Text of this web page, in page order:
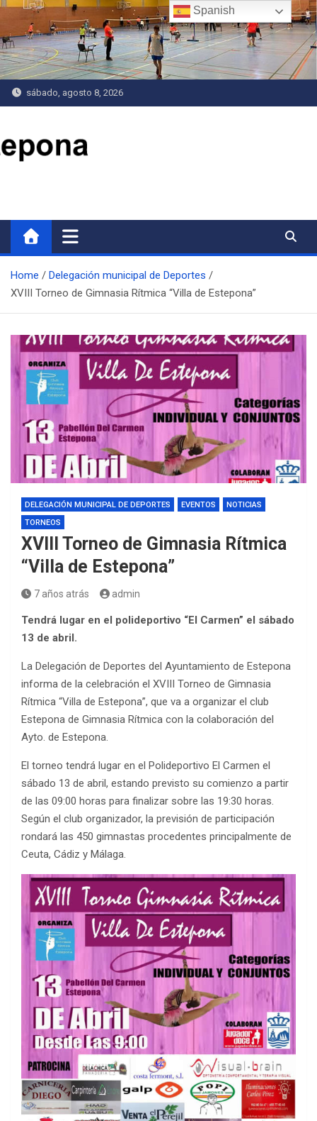
Saltar
contenido
sábado, agosto 8, 2026
Home
Delegación municipal de Deportes
XVIII Torneo de Gimnasia Rítmica “Villa de Estepona”
DELEGACIÓN MUNICIPAL DE DEPORTES EVENTOS
NOTICIAS
TORNEOS
XVIII Torneo de Gimnasia Rítmica
“Villa de Estepona”
7 años atrás admin
Tendrá lugar en el polideportivo “El Carmen” el sábado
13 de abril.
La Delegación de Deportes del Ayuntamiento de Estepona
informa de la celebración el XVIII Torneo de Gimnasia
Rítmica “Villa de Estepona”, que va a organizar el club
Estepona de Gimnasia Rítmica con la colaboración del
Ayto. de Estepona.
El torneo tendrá lugar en el Polideportivo El Carmen el
sábado 13 de abril, estando previsto su comienzo a partir
de las 09:00 horas para finalizar sobre las 19:30 horas.
Según el club organizador, la previsión de participación
rondará las 450 gimnastas procedentes principalmente de
Ceuta, Cádiz y Málaga.
Spanish